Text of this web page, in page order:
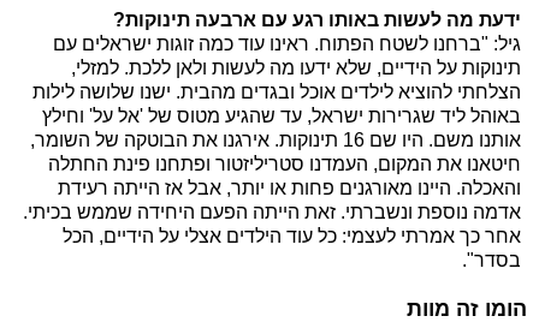
ידעת מה לעשות באותו רגע עם ארבעה תינוקות?
גיל: "ברחנו לשטח הפתוח. ראינו עוד כמה זוגות ישראלים עם
תינוקות על הידיים, שלא ידעו מה לעשות ולאן ללכת. למזלי,
הצלחתי להוציא לילדים אוכל ובגדים מהבית. ישנו שלושה לילות
באוהל ליד שגרירות ישראל, עד שהגיע מטוס של 'אל על' וחילץ
אותנו משם. היו שם 16 תינוקות. אירגנו את הבוטקה של השומר,
חיטאנו את המקום, העמדנו סטריליזטור ופתחנו פינת החתלה
והאכלה. היינו מאורגנים פחות או יותר, אבל אז הייתה רעידת
אדמה נוספת ונשברתי. זאת הייתה הפעם היחידה שממש בכיתי.
אחר כך אמרתי לעצמי: כל עוד הילדים אצלי על הידיים, הכל
בסדר".
הומו זה מוות